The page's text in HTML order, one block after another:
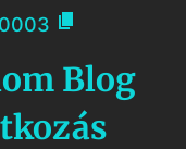

Blog